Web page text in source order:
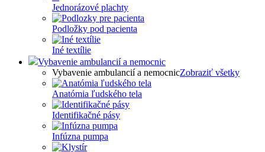
Jednorázové plachty
Podložky pod pacienta
Iné textílie
Vybavenie ambulancií a nemocnic
Vybavenie ambulancií a nemocnicZobraziť všetky
Anatómia ľudského tela
Identifikačné pásy
Infúzna pumpa